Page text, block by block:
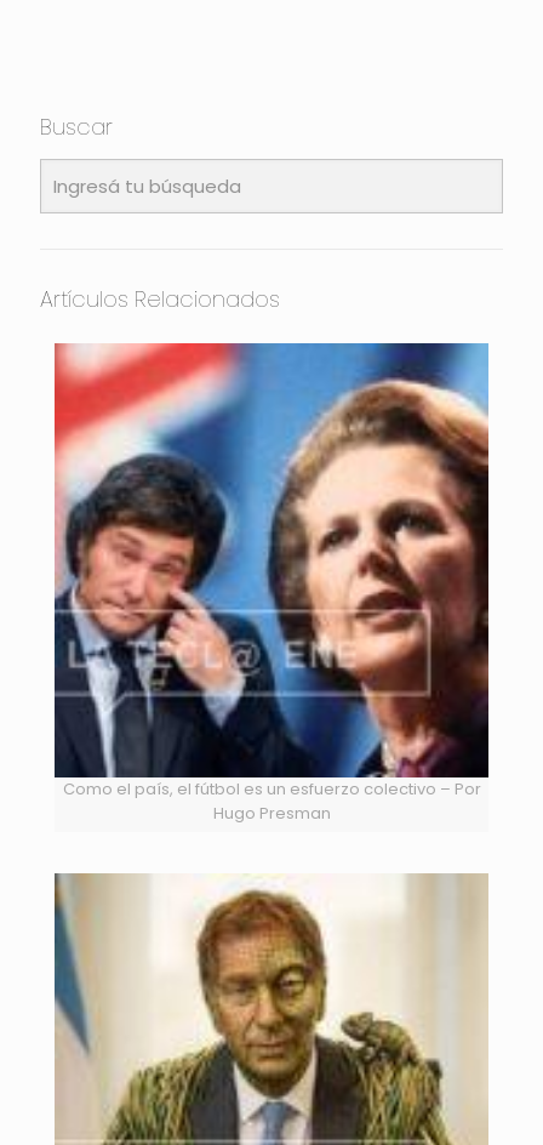
Buscar
Artículos Relacionados
Como el país, el fútbol es un esfuerzo colectivo – Por
Hugo Presman